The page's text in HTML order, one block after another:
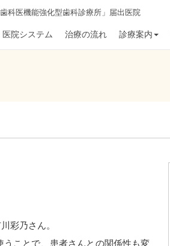
科医機能強化型歯科診療所」届出医院
医院システム 治療の流れ 診療案内
彩乃さん。
ことで、患者さんとの関係性も変